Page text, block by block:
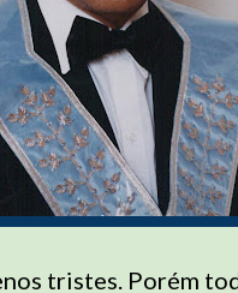
tristes. Porém